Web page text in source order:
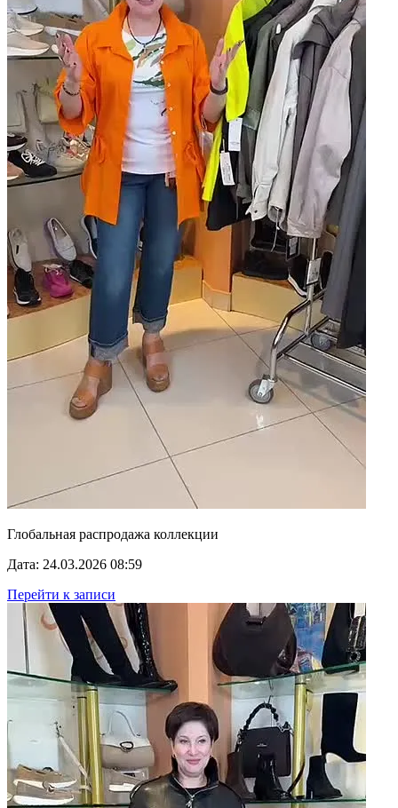
Глобальная распродажа коллекции
Дата: 24.03.2026 08:59
Перейти к записи